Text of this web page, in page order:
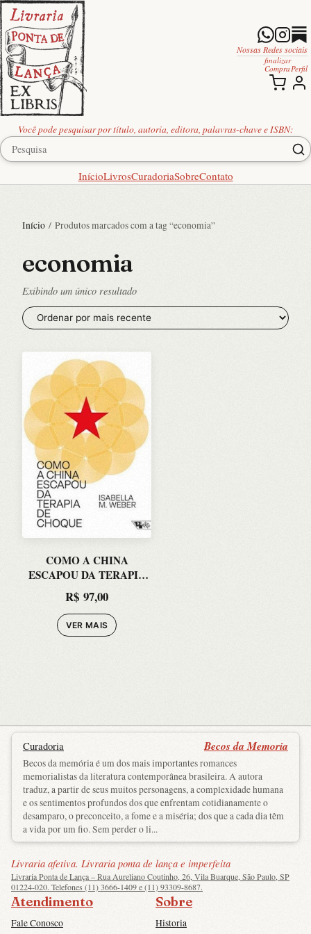
Você pode pesquisar por título, autoria, editora, palavras-chave e ISBN:
InícioLivrosCuradoriaSobreContato
Nossas Redes sociais
finalizar
Compra Perfil
Início / Produtos marcados com a tag “economia”
economia
Exibindo um único resultado
COMO A CHINA
ESCAPOU DA TERAPIA
DE CHOQUE: O DEBATE
DA REFORMA DE
MERCADO
R$ 97,00
VER MAIS
Curadoria Becos da Memoria
Becos da memória é um dos mais importantes romances
memorialistas da literatura contemporânea brasileira. A autora
traduz, a partir de seus muitos personagens, a complexidade humana
e os sentimentos profundos dos que enfrentam cotidianamente o
desamparo, o preconceito, a fome e a miséria; dos que a cada dia têm
a vida por um fio. Sem perder o li...
Livraria afetiva. Livraria ponta de lança e imperfeita
Livraria Ponta de Lança – Rua Aureliano Coutinho, 26, Vila Buarque, São Paulo, SP
01224-020. Telefones (11) 3666-1409 e (11) 93309-8687.
Atendimento
Fale Conosco
Sobre
Historia